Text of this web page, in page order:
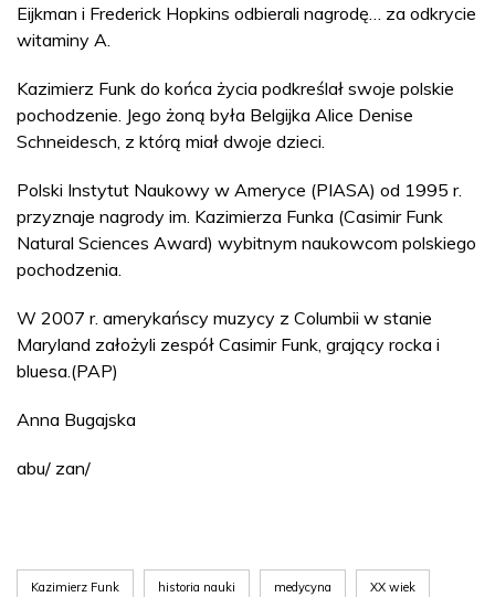
Eijkman i Frederick Hopkins odbierali nagrodę… za odkrycie
witaminy A.
Kazimierz Funk do końca życia podkreślał swoje polskie
pochodzenie. Jego żoną była Belgijka Alice Denise
Schneidesch, z którą miał dwoje dzieci.
Polski Instytut Naukowy w Ameryce (PIASA) od 1995 r.
przyznaje nagrody im. Kazimierza Funka (Casimir Funk
Natural Sciences Award) wybitnym naukowcom polskiego
pochodzenia.
W 2007 r. amerykańscy muzycy z Columbii w stanie
Maryland założyli zespół Casimir Funk, grający rocka i
bluesa.(PAP)
Anna Bugajska
abu/ zan/
Kazimierz Funk historia nauki medycyna XX wiek